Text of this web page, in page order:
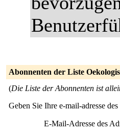
Abonnenten der Liste
(Die Liste der Abonnenten ist
Geben Sie Ihre e-mail-adresse
E-Mail-Adresse des